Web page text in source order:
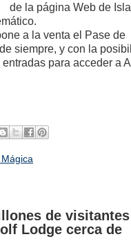
de la página Web de
a la venta el Pase de
siempre, y con la
para acceder a
de
Lodge cerca de